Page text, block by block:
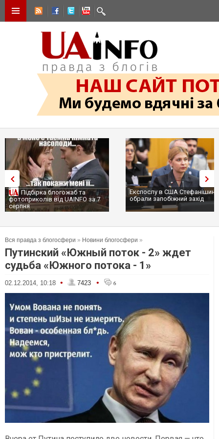
Підбірка блогожаб та
фотоприколів від UAINFO за 7
серпня
Експослу в США
обрали запобіжний захід
Вся правда з блогосфери » Новини блогосфери »
Путинский «Южный поток - 2» ждет
судьба «Южного потока - 1»
02.12.2014, 10:18 • 7423 • 6